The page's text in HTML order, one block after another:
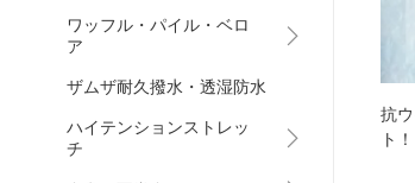
ワッフル・パイル・ベロ
ア
ザムザ耐久撥水・透湿防水
ハイテンションストレッ
チ
抗
ト